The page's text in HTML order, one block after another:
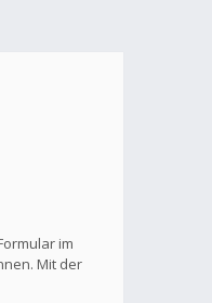
im
Mit der